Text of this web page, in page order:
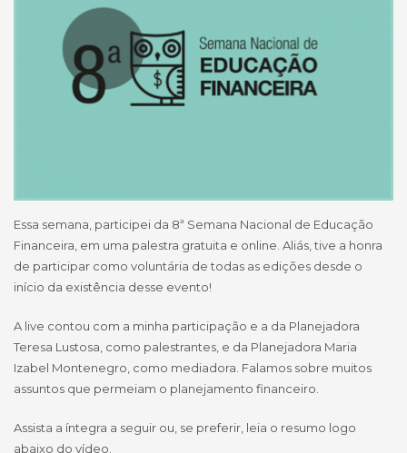
Essa semana, participei da 8ª Semana Nacional de Educação
Financeira, em uma palestra gratuita e online. Aliás, tive a honra
de participar como voluntária de todas as edições desde o
início da existência desse evento!
A live contou com a minha participação e a da Planejadora
Teresa Lustosa, como palestrantes, e da Planejadora Maria
Izabel Montenegro, como mediadora. Falamos sobre muitos
assuntos que permeiam o planejamento financeiro.
Assista a íntegra a seguir ou, se preferir, leia o resumo logo
abaixo do vídeo.